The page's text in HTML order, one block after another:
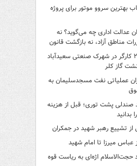
بهترین سروو موتور برای پروژه
عدالت اداری چه می‌گوید؟ نه
مناطق آزاد، نه بازگشت قانون
مسمومیت ۲۲ کارگر در شهرک صنعتی سعیدآباد
گاز کلر
عملیاتی نفت مسجدسلیمان به
صندلی پشت توری؛ قبل از هزینه
بدانید
از تشییع رهبر شهید در جمکران
عباس میرزا تا امام شهید
اژه‌ای به ریاست قوه‌